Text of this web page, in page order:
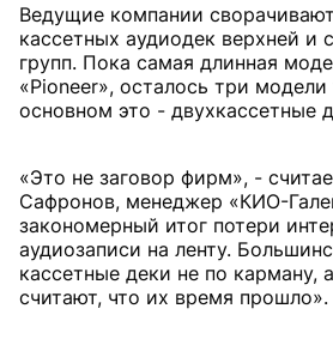
Ведущие компании
кассетных аудиодек верхней и
групп. Пока самая длинная
«Pioneer», осталось три модели
основном это - двухкассетные
«Это не заговор фирм», -
Сафронов, менеджер «КИО-
закономерный итог потери
аудиозаписи на ленту.
кассетные деки не по карману,
считают, что их время прошло».